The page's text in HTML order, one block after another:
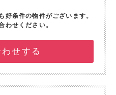
好条件の物件がございます。
わせください。
せする